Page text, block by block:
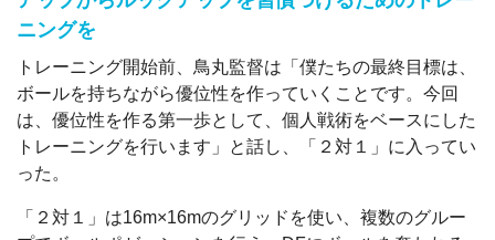
ニングを
トレーニング開始前、鳥丸監督は「僕たちの最終目標は、
ボールを持ちながら優位性を作っていくことです。今回
は、優位性を作る第一歩として、個人戦術をベースにした
トレーニングを行います」と話し、「２対１」に入ってい
った。
「２対１」は16m×16mのグリッドを使い、複数のグルー